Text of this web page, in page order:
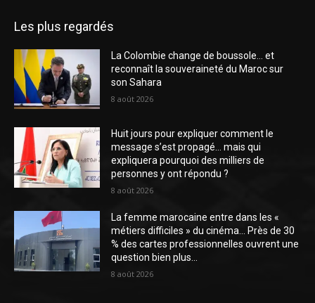
Les plus regardés
La Colombie change de boussole… et
reconnaît la souveraineté du Maroc sur
son Sahara
8 août 2026
Huit jours pour expliquer comment le
message s’est propagé… mais qui
expliquera pourquoi des milliers de
personnes y ont répondu ?
8 août 2026
La femme marocaine entre dans les «
métiers difficiles » du cinéma… Près de 30
% des cartes professionnelles ouvrent une
question bien plus...
8 août 2026